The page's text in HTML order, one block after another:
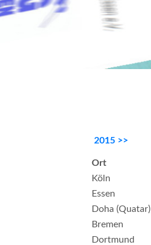
2015 >>
Ort
Köln
Essen
Doha (Quatar)
Bremen
Dortmund